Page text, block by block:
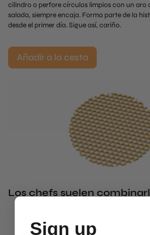
cilindro o perfore círculos limpios con un aro
salada, siempre encaja. Forma parte de la
desde el primer día. Sigue así, cariño.
Añadir a la cesta
Los chefs suelen
Sign up